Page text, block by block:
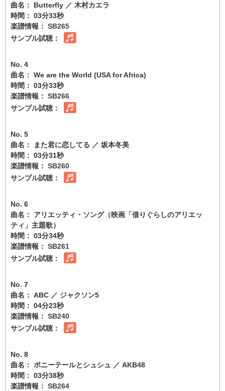
曲名： Butterfly ／ 木村カエラ
時間： 03分33秒
楽譜情報： SB265
サンプル試聴：
No. 4
曲名： We are the World (USA for Africa)
時間： 03分33秒
楽譜情報： SB266
サンプル試聴：
No. 5
曲名： また君に恋してる ／ 坂本冬美
時間： 03分31秒
楽譜情報： SB260
サンプル試聴：
No. 6
曲名： アリエッティ・ソング（映画「借りぐらしのアリエッ
ティ」主題歌）
時間： 03分34秒
楽譜情報： SB261
サンプル試聴：
No. 7
曲名： ABC ／ ジャクソン5
時間： 04分23秒
楽譜情報： SB240
サンプル試聴：
No. 8
曲名： ポニーテールとシュシュ ／ AKB48
時間： 03分38秒
楽譜情報： SB264